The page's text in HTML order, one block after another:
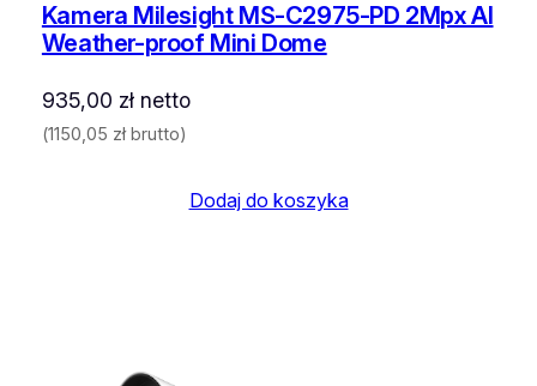
Kamera Milesight MS-C2975-PD 2Mpx AI
Weather-proof Mini Dome
935,00 złnetto
(1150,05 złbrutto)
Dodaj do koszyka